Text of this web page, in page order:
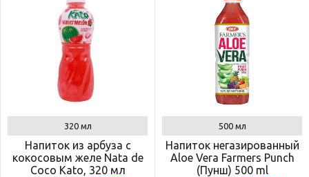
320 мл
Напиток из арбуза с
кокосовым желе Nata de
Coco Kato, 320 мл
500 мл
Напиток негазированный
Aloe Vera Farmers Punch
(Пунш) 500 ml